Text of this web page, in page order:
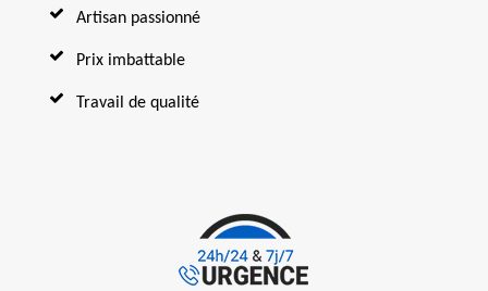
Artisan passionné
Prix imbattable
Travail de qualité